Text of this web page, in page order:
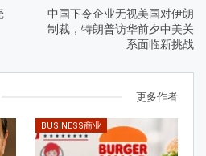
中国下令企业无视美国对伊朗
制裁，特朗普访华前夕中美关
系面临新挑战
更多作者
BUSINESS商业